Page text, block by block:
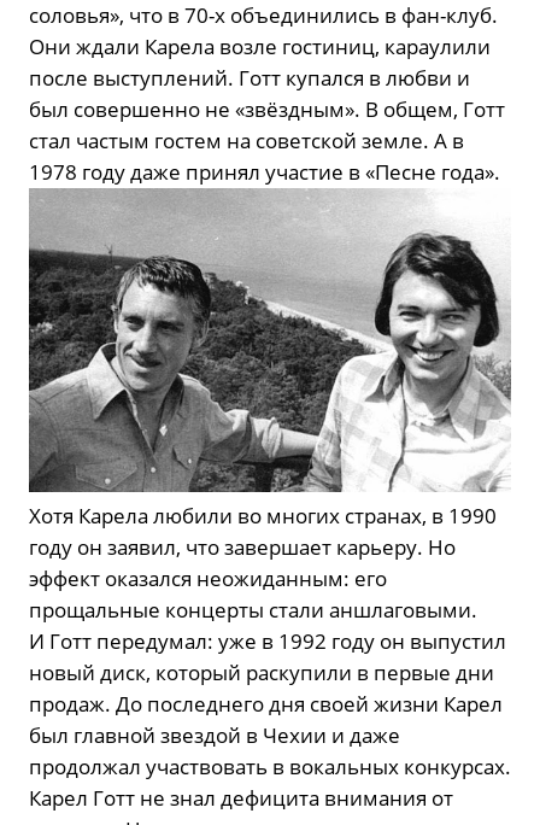
соловья», что в 70-х объединились в фан-клуб.
Они ждали Карела возле гостиниц, караулили
после выступлений. Готт купался в любви и
был совершенно не «звёздным». В общем, Готт
стал частым гостем на советской земле. А в
1978 году даже принял участие в «Песне года».
Хотя Карела любили во многих странах, в 1990
году он заявил, что завершает карьеру. Но
эффект оказался неожиданным: его
прощальные концерты стали аншлаговыми.
И Готт передумал: уже в 1992 году он выпустил
новый диск, который раскупили в первые дни
продаж. До последнего дня своей жизни Карел
был главной звездой в Чехии и даже
продолжал участвовать в вокальных конкурсах.
Карел Готт не знал дефицита внимания от